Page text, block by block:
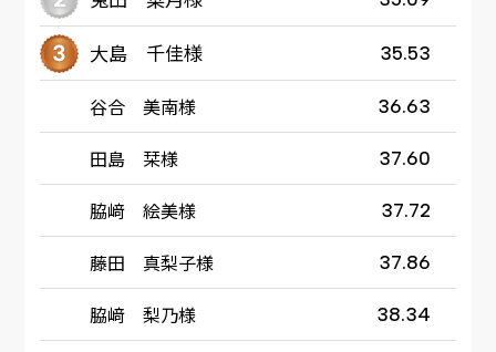
大島 千佳様 35.53
谷合 美南様 36.63
田島 栞様 37.60
脇﨑 絵美様 37.72
藤田 真梨子様 37.86
脇﨑 梨乃様 38.34